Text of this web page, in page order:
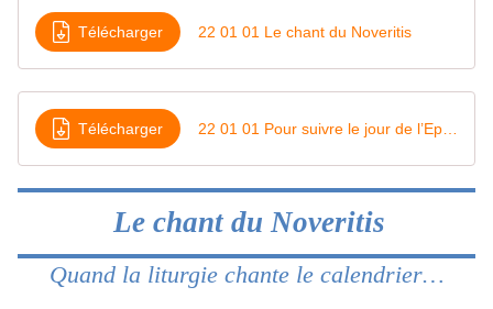
Télécharger 22 01 01 Le chant du Noveritis
Télécharger
Le chant du Noveritis
Quand la liturgie chante le calendrier…